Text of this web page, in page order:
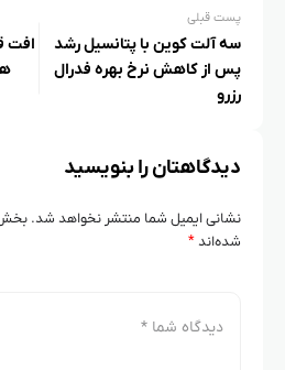
پست قبلی
سه آلت‌ کوین با پتانسیل رشد
پس از کاهش نرخ بهره فدرال
رزرو
دیدگاهتان را بنویسید
نشانی ایمیل شما منتشر نخواهد شد.
شده‌اند*